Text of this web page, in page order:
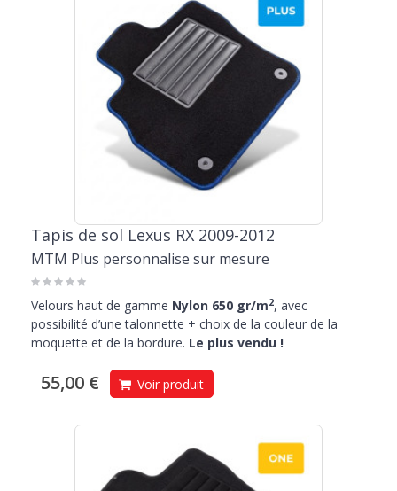
Tapis de sol Lexus RX 2009-2012
MTM Plus personnalise sur mesure
Velours haut de gamme Nylon 650 gr/m2, avec
possibilité d’une talonnette + choix de la couleur de la
moquette et de la bordure. Le plus vendu !
55,00 € Voir produit